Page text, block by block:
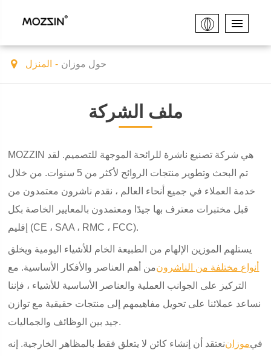
المنزل حول موزان
ملف الشركة
MOZZIN هي شركة تصنيع ناشرة للرائحة الموجهة للتصميم. لقد
تم البحث وتطوير منتجات الروائح لأكثر من 5 سنوات. من خلال
خدمة العملاء في جميع أنحاء العالم ، نقدم ناشرون معتمدون من
قبل مختبرات معترف بها جيدًا ومعتمدون بالمعايير الخاصة بكل
إقليم (CE ، SAA ، RMC ، FCC).
يستلهم الموزين الإلهام من الطبيعة الخام للأشياء اليومية ويخلق
أنواع مختلفة من الناشرونمن أهم العناصر والأفكار الأساسية. مع
التركيز على الجوانب العملية والعناصر الأساسية للأشياء ، فإننا
نساعد عملائنا على تحويل مفاهيمهم إلى منتجات حقيقية مع توازن
جيد بين الوظائف والجماليات.
فيموزاننعتقد أن إنشاء كائن لا يتعلق فقط بالمظاهر الخارجية. إنه